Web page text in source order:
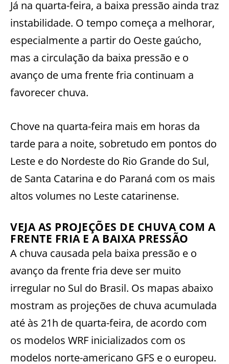
Já na quarta-feira, a baixa pressão ainda traz
instabilidade. O tempo começa a melhorar,
especialmente a partir do Oeste gaúcho,
mas a circulação da baixa pressão e o
avanço de uma frente fria continuam a
favorecer chuva.
Chove na quarta-feira mais em horas da
tarde para a noite, sobretudo em pontos do
Leste e do Nordeste do Rio Grande do Sul,
de Santa Catarina e do Paraná com os mais
altos volumes no Leste catarinense.
VEJA AS PROJEÇÕES DE CHUVA COM A
FRENTE FRIA E A BAIXA PRESSÃO
A chuva causada pela baixa pressão e o
avanço da frente fria deve ser muito
irregular no Sul do Brasil. Os mapas abaixo
mostram as projeções de chuva acumulada
até às 21h de quarta-feira, de acordo com
os modelos WRF inicializados com os
modelos norte-americano GFS e o europeu.